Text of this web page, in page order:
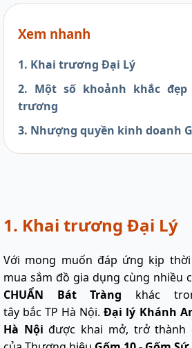
Xem nhanh
1. Khai trương Đại Lý
2. Một số khoảnh khắc
trương
3. Nhượng quyền kinh doanh
1. Khai trương Đại Lý
Với mong muốn đáp ứng kịp
mua sắm đồ gia dụng cùng nhiều
CHUẨN Bát Tràng khác
tây bắc TP Hà Nội.Đại lý Khánh
Hà Nội được khai mở, trở thành